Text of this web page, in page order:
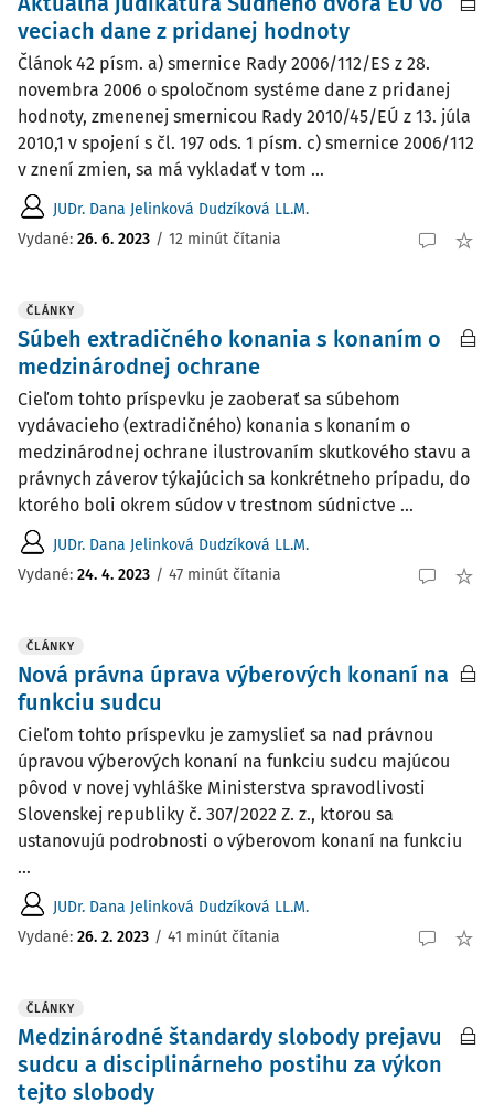
veciach dane z pridanej hodnoty
Článok 42 písm. a) smernice Rady 2006/112/ES z 28.
novembra 2006 o spoločnom systéme dane z pridanej
hodnoty, zmenenej smernicou Rady 2010/45/EÚ z 13. júla
2010,1 v spojení s čl. 197 ods. 1 písm. c) smernice 2006/112
v znení zmien, sa má vykladať v tom ...
JUDr. Dana Jelinková Dudzíková LL.M.
Vydané: 26. 6. 2023 / 12 minút čítania
ČLÁNKY
Súbeh extradičného konania s konaním o
medzinárodnej ochrane
Cieľom tohto príspevku je zaoberať sa súbehom
vydávacieho (extradičného) konania s konaním o
medzinárodnej ochrane ilustrovaním skutkového stavu a
právnych záverov týkajúcich sa konkrétneho prípadu, do
ktorého boli okrem súdov v trestnom súdnictve ...
JUDr. Dana Jelinková Dudzíková LL.M.
Vydané: 24. 4. 2023 / 47 minút čítania
ČLÁNKY
Nová právna úprava výberových konaní na
funkciu sudcu
Cieľom tohto príspevku je zamyslieť sa nad právnou
úpravou výberových konaní na funkciu sudcu majúcou
pôvod v novej vyhláške Ministerstva spravodlivosti
Slovenskej republiky č. 307/2022 Z. z., ktorou sa
ustanovujú podrobnosti o výberovom konaní na funkciu
...
JUDr. Dana Jelinková Dudzíková LL.M.
Vydané: 26. 2. 2023 / 41 minút čítania
ČLÁNKY
Medzinárodné štandardy slobody prejavu
sudcu a disciplinárneho postihu za výkon
tejto slobody